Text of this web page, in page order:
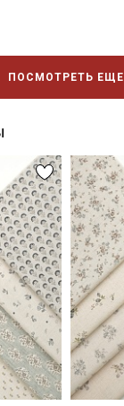
ПОСМОТРЕТЬ ЕЩЕ
рассылок